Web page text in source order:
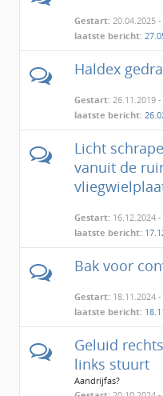
Gestart: 20.04.2025
laatste bericht:
Haldex
Gestart: 26.11.2019
laatste bericht:
Licht
vanuit de
Gestart: 16.12.2024
laatste bericht:
Bak voor
Gestart: 18.11.2024
laatste bericht:
Geluid
links stuurt
Aandrijfas?